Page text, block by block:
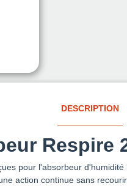
DESCRIPTION
Respire
pour l'absorbeur d'humidité
action continue sans